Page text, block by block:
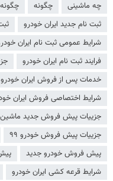
چه ماشینی
چگونه
ثبت نام جدید ایران خودرو
شرایط عمومی ثبت نام ایران
فرایند ثبت نام ایران خودرو
خدمات پس از فروش ایران خودرو
شرایط اختصاصی فروش ایران
جزییات پیش فروش جدید ماشین
جزییات پیش فروش خودرو ۹۹
پیش فروش خودرو جدید
شرایط قرعه کشی ایران خودرو